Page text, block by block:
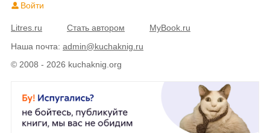
© 2008 - 2026 kuchaknig.org
Войти
Litres.ru Стать автором
MyBook.ru
Наша почта: admin@kuchaknig.ru